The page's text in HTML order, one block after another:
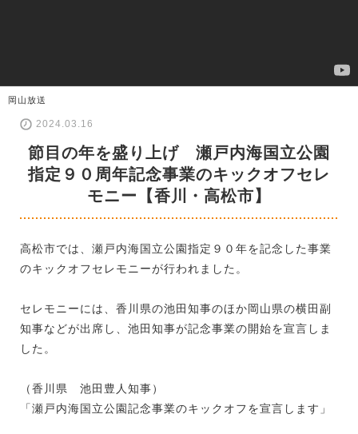
岡山放送
2024.03.16
節目の年を盛り上げ 瀬戸内海国立公園
指定９０周年記念事業のキックオフセレ
モニー【香川・高松市】
高松市では、瀬戸内海国立公園指定９０年を記念した事業
のキックオフセレモニーが行われました。
セレモニーには、香川県の池田知事のほか岡山県の横田副
知事などが出席し、池田知事が記念事業の開始を宣言しま
した。
（香川県 池田豊人知事）
「瀬戸内海国立公園記念事業のキックオフを宣言します」